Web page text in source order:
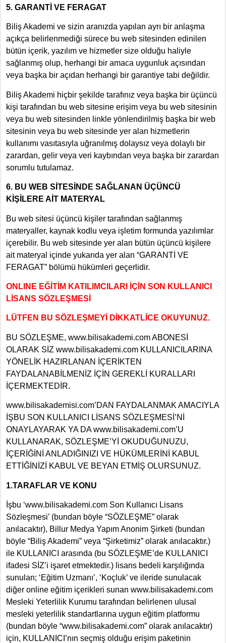
5. GARANTİ VE FERAGAT
Biliş Akademi ve sizin aranızda yapılan ayrı bir anlaşma
açıkça belirlenmediği sürece bu web sitesinden edinilen
bütün içerik, yazılım ve hizmetler size olduğu haliyle
sağlanmış olup, herhangi bir amaca uygunluk açısından
veya başka bir açıdan herhangi bir garantiye tabi değildir.
Biliş Akademi hiçbir şekilde tarafınız veya başka bir üçüncü
kişi tarafından bu web sitesine erişim veya bu web sitesinin
veya bu web sitesinden linkle yönlendirilmiş başka bir web
sitesinin veya bu web sitesinde yer alan hizmetlerin
kullanımı vasıtasıyla uğranılmış dolaysız veya dolaylı bir
zarardan, gelir veya veri kaybından veya başka bir zarardan
sorumlu tutulamaz.
6. BU WEB SİTESİNDE SAĞLANAN ÜÇÜNCÜ
KİŞİLERE AİT MATERYAL
Bu web sitesi üçüncü kişiler tarafından sağlanmış
materyaller, kaynak kodlu veya işletim formunda yazılımlar
içerebilir. Bu web sitesinde yer alan bütün üçüncü kişilere
ait materyal içinde yukarıda yer alan “GARANTİ VE
FERAGAT” bölümü hükümleri geçerlidir.
ONLINE EĞİTİM KATILIMCILARI İÇİN SON KULLANICI
LİSANS SÖZLEŞMESİ
LÜTFEN BU SÖZLEŞMEYİ DİKKATLİCE OKUYUNUZ.
BU SÖZLEŞME, www.bilisakademi.com ABONESİ
OLARAK SİZ www.bilisakademi.com KULLANICILARINA
YÖNELİK HAZIRLANAN İÇERİKTEN
FAYDALANABİLMENİZ İÇİN GEREKLİ KURALLARI
İÇERMEKTEDİR.
www.bilisakademisi.com’DAN FAYDALANMAK AMACIYLA
İŞBU SON KULLANICI LİSANS SÖZLEŞMESİ’Nİ
ONAYLAYARAK YA DA www.bilisakademi.com’U
KULLANARAK, SÖZLEŞME’Yİ OKUDUĞUNUZU,
İÇERİĞİNİ ANLADIĞINIZI VE HÜKÜMLERİNİ KABUL
ETTİĞİNİZİ KABUL VE BEYAN ETMİŞ OLURSUNUZ.
1.TARAFLAR VE KONU
İşbu ‘www.bilisakademi.com Son Kullanıcı Lisans
Sözleşmesi’ (bundan böyle “SÖZLEŞME” olarak
anılacaktır), Billur Medya Yapım Anonim Şirketi (bundan
böyle “Biliş Akademi” veya “Şirketimiz” olarak anılacaktır.)
ile KULLANICI arasında (bu SÖZLEŞME’de KULLANICI
ifadesi SİZ’i işaret etmektedir.) lisans bedeli karşılığında
sunulan; ‘Eğitim Uzmanı’, ‘Koçluk’ ve ileride sunulacak
diğer online eğitim içerikleri sunan www.bilisakademi.com
Mesleki Yeterlilik Kurumu tarafından belirlenen ulusal
mesleki yeterlilik standartlarına uygun eğitim platformu
(bundan böyle “www.bilisakademi.com” olarak anılacaktır)
için, KULLANICI’nın seçmiş olduğu erişim paketinin